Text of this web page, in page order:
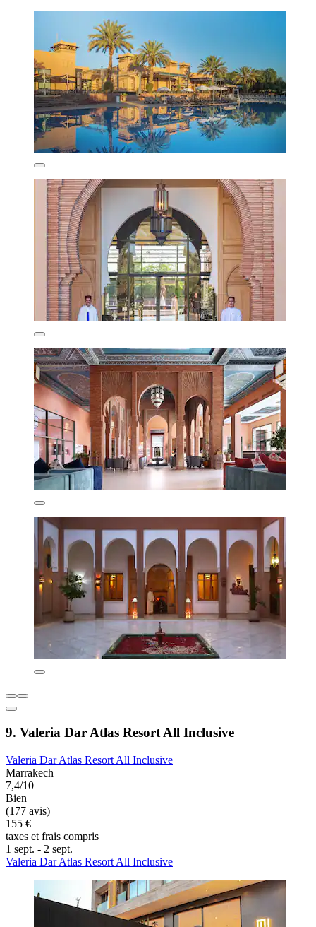
9. Valeria Dar Atlas Resort All Inclusive
Valeria Dar Atlas Resort All Inclusive
Marrakech
7,4/10
Bien
(177 avis)
155 €
taxes et frais compris
1 sept. - 2 sept.
Valeria Dar Atlas Resort All Inclusive